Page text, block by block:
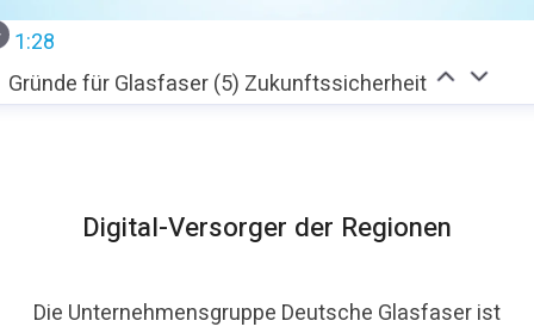
1:28
Gründe für Glasfaser (5) Zukunftssicherheit
Digital-Versorger der Regionen
Die Unternehmensgruppe Deutsche Glasfaser ist